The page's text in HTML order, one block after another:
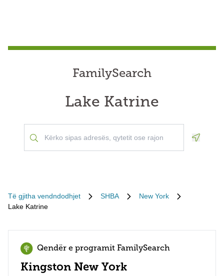
FamilySearch
Lake Katrine
Të gjitha vendndodhjet SHBA
New York
Lake Katrine
Qendër e programit FamilySearch
Kingston New York